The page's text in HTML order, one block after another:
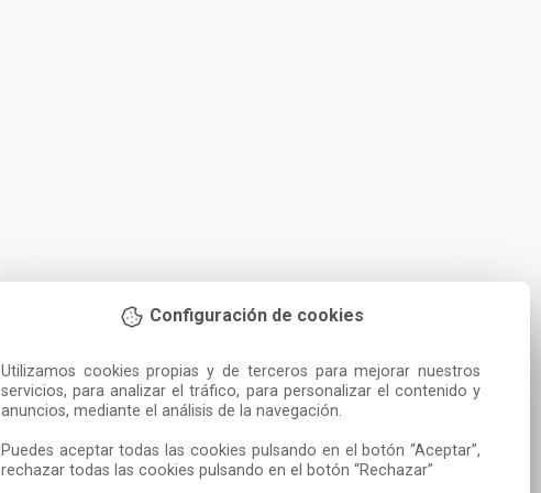
Configuración de cookies
Utilizamos cookies propias y de terceros para mejorar nuestros
servicios, para analizar el tráfico, para personalizar el contenido y
anuncios, mediante el análisis de la navegación.
Puedes aceptar todas las cookies pulsando en el botón “Aceptar”,
rechazar todas las cookies pulsando en el botón “Rechazar”